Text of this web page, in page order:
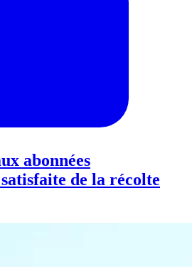
abonnées
de la récolte